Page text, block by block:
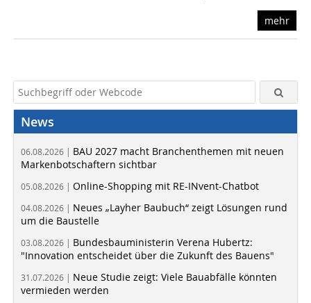
mehr
News
06.08.2026 | BAU 2027 macht Branchenthemen mit neuen
Markenbotschaftern sichtbar
05.08.2026 | Online-Shopping mit RE-INvent-Chatbot
04.08.2026 | Neues „Layher Baubuch“ zeigt Lösungen rund
um die Baustelle
03.08.2026 | Bundesbauministerin Verena Hubertz:
"Innovation entscheidet über die Zukunft des Bauens"
31.07.2026 | Neue Studie zeigt: Viele Bauabfälle könnten
vermieden werden